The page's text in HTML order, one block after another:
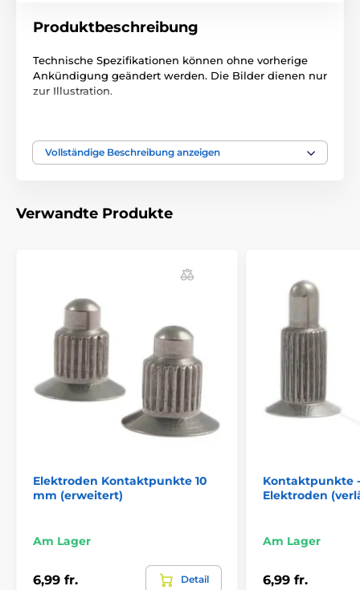
Produktbeschreibung
Technische Spezifikationen können ohne vorherige
Ankündigung geändert werden. Die Bilder dienen nur
zur Illustration.
Das Produkt ist in Kategorien eingeteilt
Elektroden
Vollständige Beschreibung anzeigen
Verwandte Produkte
Elektroden Kontaktpunkte 10
mm (erweitert)
Am Lager
6,99 fr. Detail
Kontaktpunkte
Elektroden
Am Lager
6,99 fr.